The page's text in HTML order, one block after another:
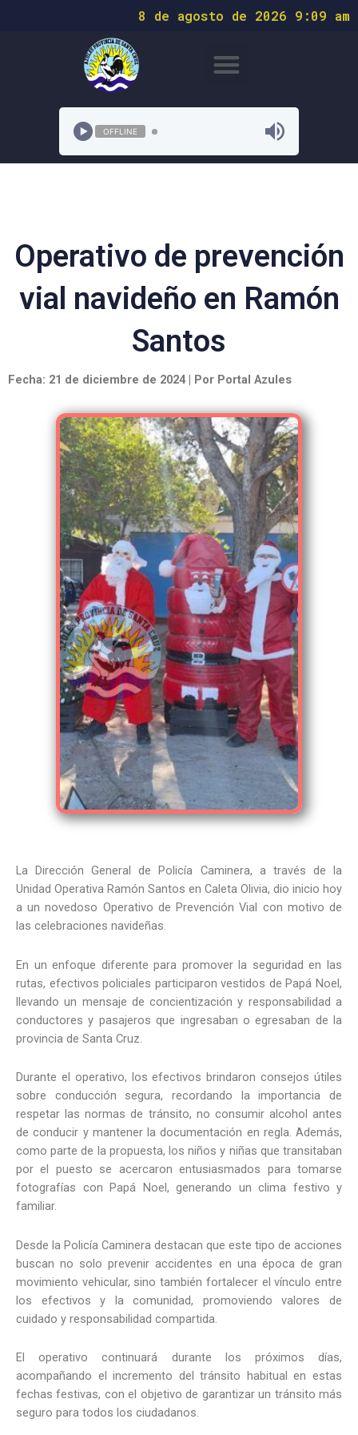
8 de agosto de 2026 9:09 am
OFFLINE
Operativo de prevención
vial navideño en Ramón
Santos
Fecha: 21 de diciembre de 2024 | Por Portal Azules
La Dirección General de Policía Caminera, a través de la
Unidad Operativa Ramón Santos en Caleta Olivia, dio inicio hoy
a un novedoso Operativo de Prevención Vial con motivo de
las celebraciones navideñas.
En un enfoque diferente para promover la seguridad en las
rutas, efectivos policiales participaron vestidos de Papá Noel,
llevando un mensaje de concientización y responsabilidad a
conductores y pasajeros que ingresaban o egresaban de la
provincia de Santa Cruz.
Durante el operativo, los efectivos brindaron consejos útiles
sobre conducción segura, recordando la importancia de
respetar las normas de tránsito, no consumir alcohol antes
de conducir y mantener la documentación en regla. Además,
como parte de la propuesta, los niños y niñas que transitaban
por el puesto se acercaron entusiasmados para tomarse
fotografías con Papá Noel, generando un clima festivo y
familiar.
Desde la Policía Caminera destacan que este tipo de acciones
buscan no solo prevenir accidentes en una época de gran
movimiento vehicular, sino también fortalecer el vínculo entre
los efectivos y la comunidad, promoviendo valores de
cuidado y responsabilidad compartida.
El operativo continuará durante los próximos días,
acompañando el incremento del tránsito habitual en estas
fechas festivas, con el objetivo de garantizar un tránsito más
seguro para todos los ciudadanos.